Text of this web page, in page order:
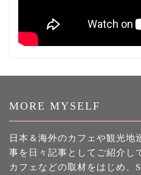
MORE MYSELF
日本＆海外のカフェや観光地
事を日々記事としてご紹介し
カフェなどの取材をはじめ、